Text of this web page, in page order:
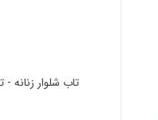
تاب شلوار زنانه -